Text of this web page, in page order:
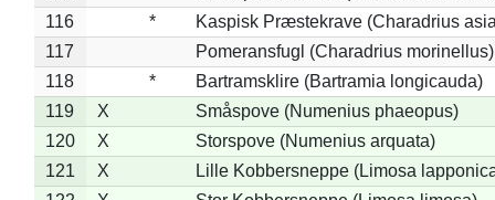
116
*
Kaspisk Præstekrave (Charadrius
117
Pomeransfugl (Charadrius morinellus)
118
*
Bartramsklire (Bartramia longicauda)
119
X
Småspove (Numenius phaeopus)
120
X
Storspove (Numenius arquata)
121
X
Lille Kobbersneppe (Limosa